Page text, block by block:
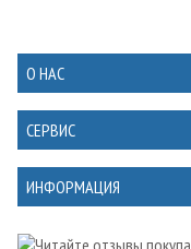
О НАС
СЕРВИС
ИНФОРМАЦИЯ